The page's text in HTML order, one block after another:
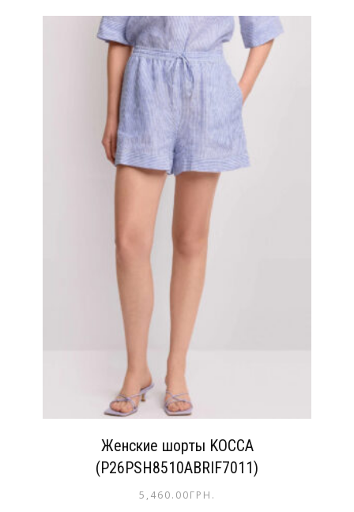
Женские шорты KOCCA
(P26PSH8510ABRIF7011)
5,460.00ГРН.